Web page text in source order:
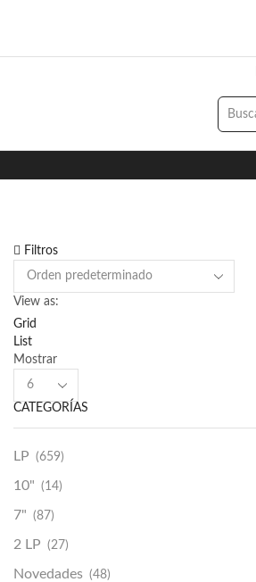
Filtros
View as:
Grid
List
Mostrar
Products
page
CATEGORÍAS
LP (659)
10" (14)
7" (87)
2 LP (27)
Novedades (48)